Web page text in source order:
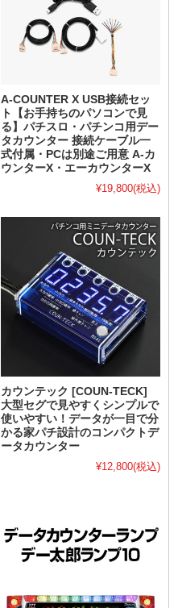
A-COUNTER X USB接続セッ
ト【お手持ちのパソコンで見
る】パチスロ・パチンコ用デー
タカウンター 接続ケーブル一
式付属・PCは別途ご用意 A-カ
ウンターX・エーカウンターX
¥19,800(税込)
カウンテック [COUN-TECK]
大型セグで見やすくシンプルで
使いやすい！データが一目で分
かる家パチ設計のコンパクトデ
ータカウンター
¥12,800(税込)